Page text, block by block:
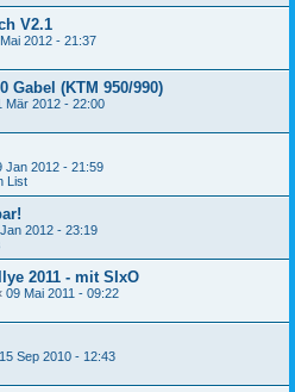
V2.1
2012 - 21:37
Gabel (KTM 950/990)
Mär 2012 - 22:00
Jan 2012 - 21:59
List
2012 - 23:19
2011 - mit SIxO
09 Mai 2011 - 09:22
15 Sep 2010 - 12:43